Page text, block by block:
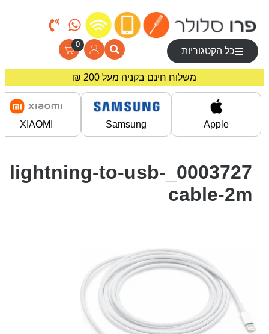
כל הקטגוריות
0
משלוח חינם בקניה מעל 200 ₪
מחירים מיוחדים לרוכשים באתר!
Apple
Samsung
XIAOMI
0003727_lightning-to-usb-
cable-2m